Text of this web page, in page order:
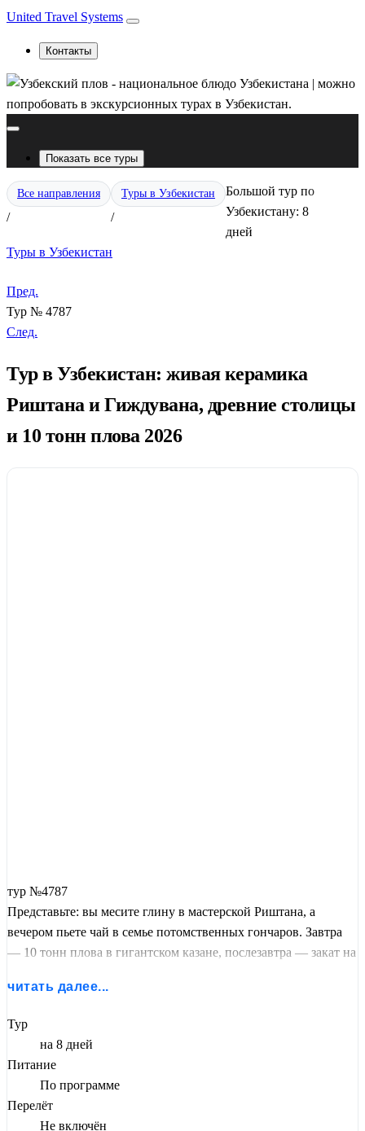
United Travel Systems
Контакты
Показать все туры
Все направления
/
Туры в Узбекистан
/
Большой тур по
Узбекистану: 8
дней
Туры в Узбекистан
Пред.
Тур № 4787
След.
Тур в Узбекистан: живая керамика
Риштана и Гиждувана, древние столицы
и 10 тонн плова 2026
тур №4787
Представьте: вы месите глину в мастерской Риштана, а
вечером пьете чай в семье потомственных гончаров. Завтра
— 10 тонн плова в гигантском казане, послезавтра — закат на
Бухара, Ташкент, Коканд
ловушек. Только живая история, настоящий восточный
колорит и люди, для которых гость — дар божий. Отели 3–4*,
Осталось только купить билет. Сердце уже выбрало. А вы?
читать далее...
Тур
на 8 дней
Питание
По программе
Перелёт
Не включён